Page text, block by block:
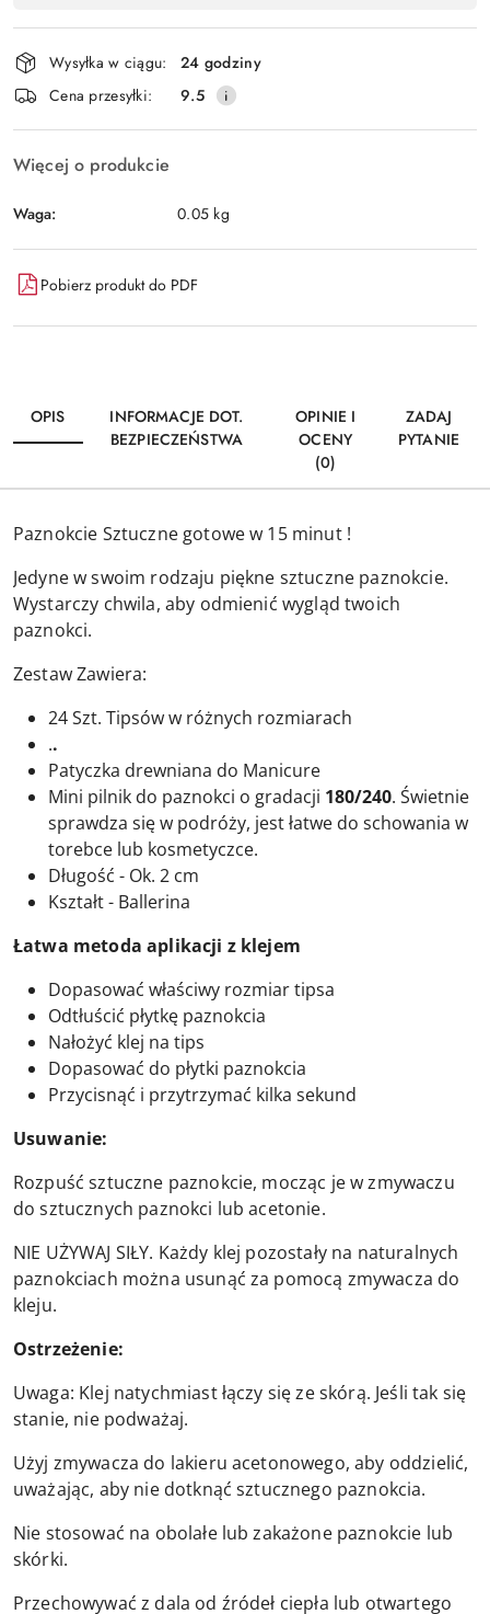
płatność
i
dostawa
Wysyłka w ciągu:
24 godziny
Cena przesyłki:
9.5
Więcej o produkcie
Waga: 0.05 kg
Pobierz produkt do PDF
OPIS
INFORMACJE DOT.
BEZPIECZEŃSTWA
OPINIE I
OCENY
(0)
ZADAJ
PYTANIE
Paznokcie Sztuczne gotowe w 15 minut !
Jedyne w swoim rodzaju piękne sztuczne paznokcie.
Wystarczy chwila, aby odmienić wygląd twoich
paznokci.
Zestaw Zawiera:
24 Szt. Tipsów w różnych rozmiarach
..
Patyczka drewniana do Manicure
Mini pilnik do paznokci o gradacji 180/240. Świetnie
sprawdza się w podróży, jest łatwe do schowania w
torebce lub kosmetyczce.
Długość - Ok. 2 cm
Kształt - Ballerina
Łatwa metoda aplikacji z klejem
Dopasować właściwy rozmiar tipsa
Odtłuścić płytkę paznokcia
Nałożyć klej na tips
Dopasować do płytki paznokcia
Przycisnąć i przytrzymać kilka sekund
Usuwanie:
Rozpuść sztuczne paznokcie, mocząc je w zmywaczu
do sztucznych paznokci lub acetonie.
NIE UŻYWAJ SIŁY. Każdy klej pozostały na naturalnych
paznokciach można usunąć za pomocą zmywacza do
kleju.
Ostrzeżenie:
Uwaga: Klej natychmiast łączy się ze skórą. Jeśli tak się
stanie, nie podważaj.
Użyj zmywacza do lakieru acetonowego, aby oddzielić,
uważając, aby nie dotknąć sztucznego paznokcia.
Nie stosować na obolałe lub zakażone paznokcie lub
skórki.
Przechowywać z dala od źródeł ciepła lub otwartego